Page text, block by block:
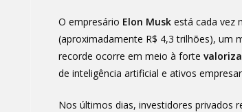
O empresário Elon Musk está cada vez
(aproximadamente R$ 4,3 trilhões), um
recorde ocorre em meio à forte
de inteligência artificial e ativos
Nos últimos dias, investidores privados